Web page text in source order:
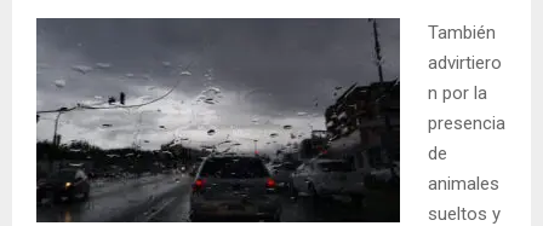
También
advirtiero
n por la
presencia
de
animales
sueltos y